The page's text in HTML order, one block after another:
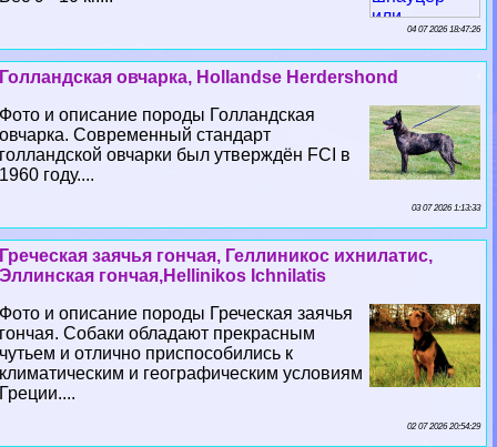
04 07 2026 18:47:26
Голландская овчарка, Hollandse Herdershond
Фото и описание породы Голландская
овчарка. Современный стандарт
голландской овчарки был утверждён FCI в
1960 году....
03 07 2026 1:13:33
Греческая заячья гончая, Геллиникос ихнилатис,
Эллинская гончая,Hellinikos Ichnilatis
Фото и описание породы Греческая заячья
гончая. Собаки обладают прекрасным
чутьем и отлично приспособились к
климатическим и географическим условиям
Греции....
02 07 2026 20:54:29